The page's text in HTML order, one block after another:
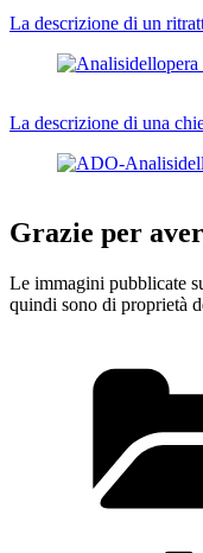
La descrizione di un
La descrizione di una
Grazie per
Le immagini pubblicate
quindi sono di proprietà